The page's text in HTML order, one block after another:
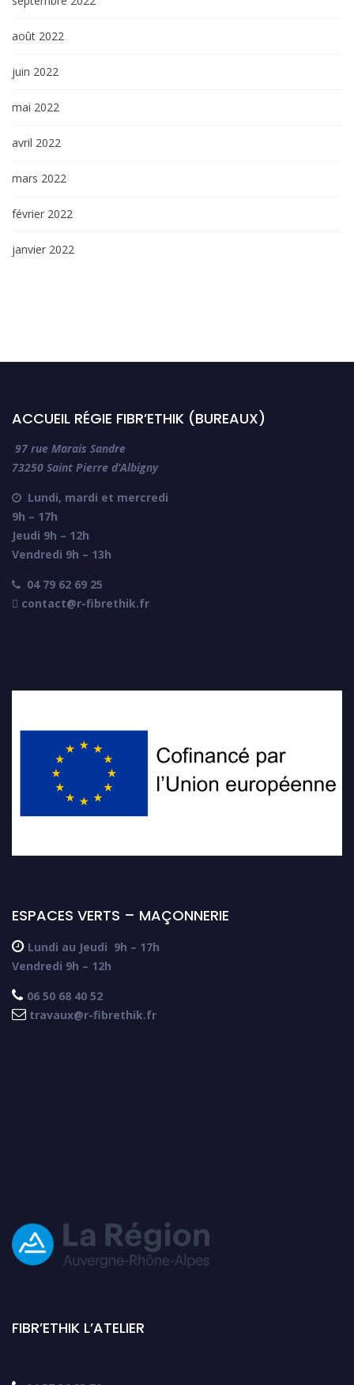
août 2022
juin 2022
mai 2022
avril 2022
mars 2022
février 2022
janvier 2022
ACCUEIL RÉGIE FIBR’ETHIK (BUREAUX)
97 rue Marais Sandre
73250 Saint Pierre d’Albigny

Lundi, mardi et mercredi
9h – 17h
Jeudi 9h – 12h
Vendredi 9h – 13h

04 79 62 69 25
 contact@r-fibrethik.fr
ESPACES VERTS – MAÇONNERIE
 Lundi au Jeudi 9h – 17h
Vendredi 9h – 12h
 06 50 68 40 52
 travaux@r-fibrethik.fr
FIBR’ETHIK L’ATELIER